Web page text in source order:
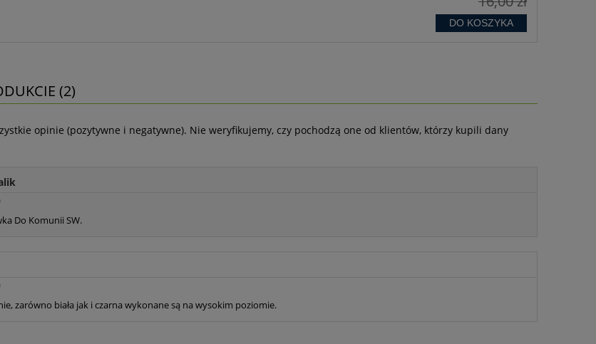
DO KOSZYKA
(2)
opinie (pozytywne i negatywne). Nie weryfikujemy, czy pochodzą one od klientów, którzy kupili dany
Do Komunii SW.
zarówno biała jak i czarna wykonane są na wysokim poziomie.